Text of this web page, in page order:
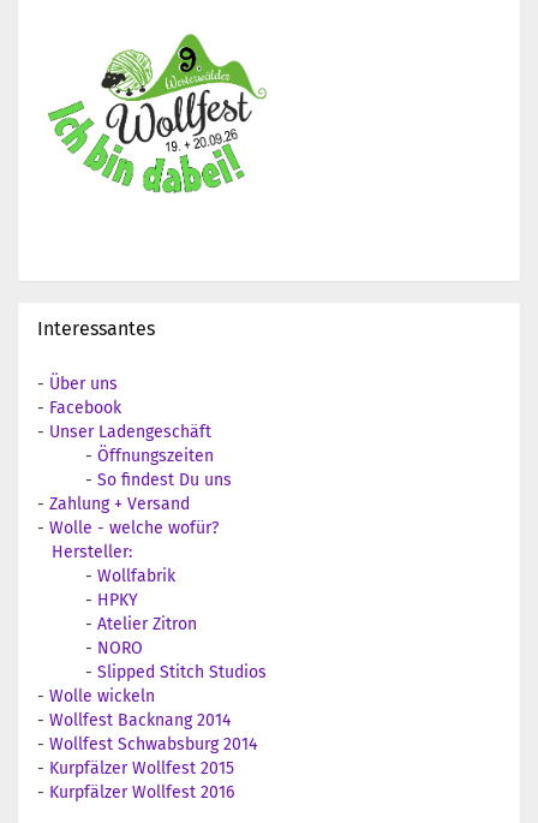
Interessantes
- Über uns
- Facebook
- Unser Ladengeschäft
- Öffnungszeiten
- So findest Du uns
- Zahlung + Versand
- Wolle - welche wofür?
Hersteller:
- Wollfabrik
- HPKY
- Atelier Zitron
- NORO
- Slipped Stitch Studios
- Wolle wickeln
- Wollfest Backnang 2014
- Wollfest Schwabsburg 2014
- Kurpfälzer Wollfest 2015
- Kurpfälzer Wollfest 2016